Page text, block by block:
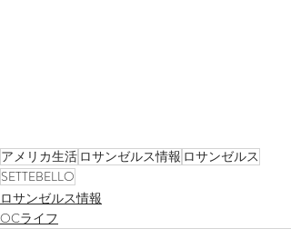
アメリカ生活 ロサンゼルス情報 ロサンゼルス
SETTEBELLO
ロサンゼルス情報
OCライフ